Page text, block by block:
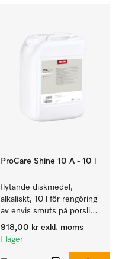
ProCare Shine 10 A - 10 l
flytande diskmedel,
alkaliskt, 10 l för rengöring
av envis smuts på porslin,
bestick och glas.
918,00 kr exkl. moms
I lager